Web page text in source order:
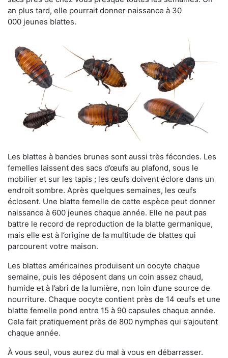
an plus tard, elle pourrait donner naissance à 30
000 jeunes blattes.
Les blattes à bandes brunes sont aussi très fécondes. Les
femelles laissent des sacs d’œufs au plafond, sous le
mobilier et sur les tapis ; les œufs doivent éclore dans un
endroit sombre. Après quelques semaines, les œufs
éclosent. Une blatte femelle de cette espèce peut donner
naissance à 600 jeunes chaque année. Elle ne peut pas
battre le record de reproduction de la blatte germanique,
mais elle est à l’origine de la multitude de blattes qui
parcourent votre maison.
Les blattes américaines produisent un oocyte chaque
semaine, puis les déposent dans un coin assez chaud,
humide et à l’abri de la lumière, non loin d’une source de
nourriture. Chaque oocyte contient près de 14 œufs et une
blatte femelle pond entre 15 à 90 capsules chaque année.
Cela fait pratiquement près de 800 nymphes qui s’ajoutent
chaque année.
À vous seul, vous aurez du mal à vous en débarrasser.